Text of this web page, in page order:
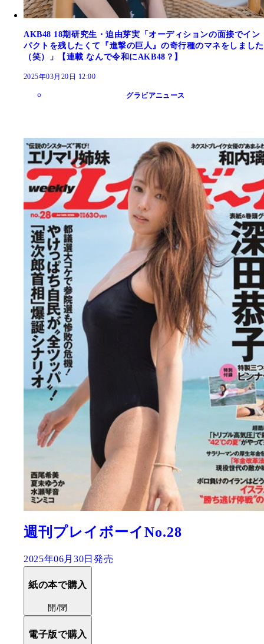
AKB48 18期研究生・迫由芽実「オーディションの面接でイン
パクトを残したくて『進撃の巨人』の奇行種のマネをしました
（笑）」【連載 なんで令和にAKB48？】
2025年03月20日 12:00
グラビアニュース
週刊プレイボーイNo.28
2025年06月30日発売
紙の本で購入
開/閉
電子版で購入